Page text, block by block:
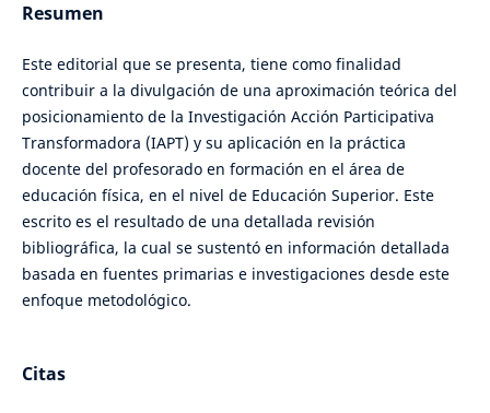
Resumen
Este editorial que se presenta, tiene como finalidad
contribuir a la divulgación de una aproximación teórica del
posicionamiento de la Investigación Acción Participativa
Transformadora (IAPT) y su aplicación en la práctica
docente del profesorado en formación en el área de
educación física, en el nivel de Educación Superior. Este
escrito es el resultado de una detallada revisión
bibliográfica, la cual se sustentó en información detallada
basada en fuentes primarias e investigaciones desde este
enfoque metodológico.
Citas